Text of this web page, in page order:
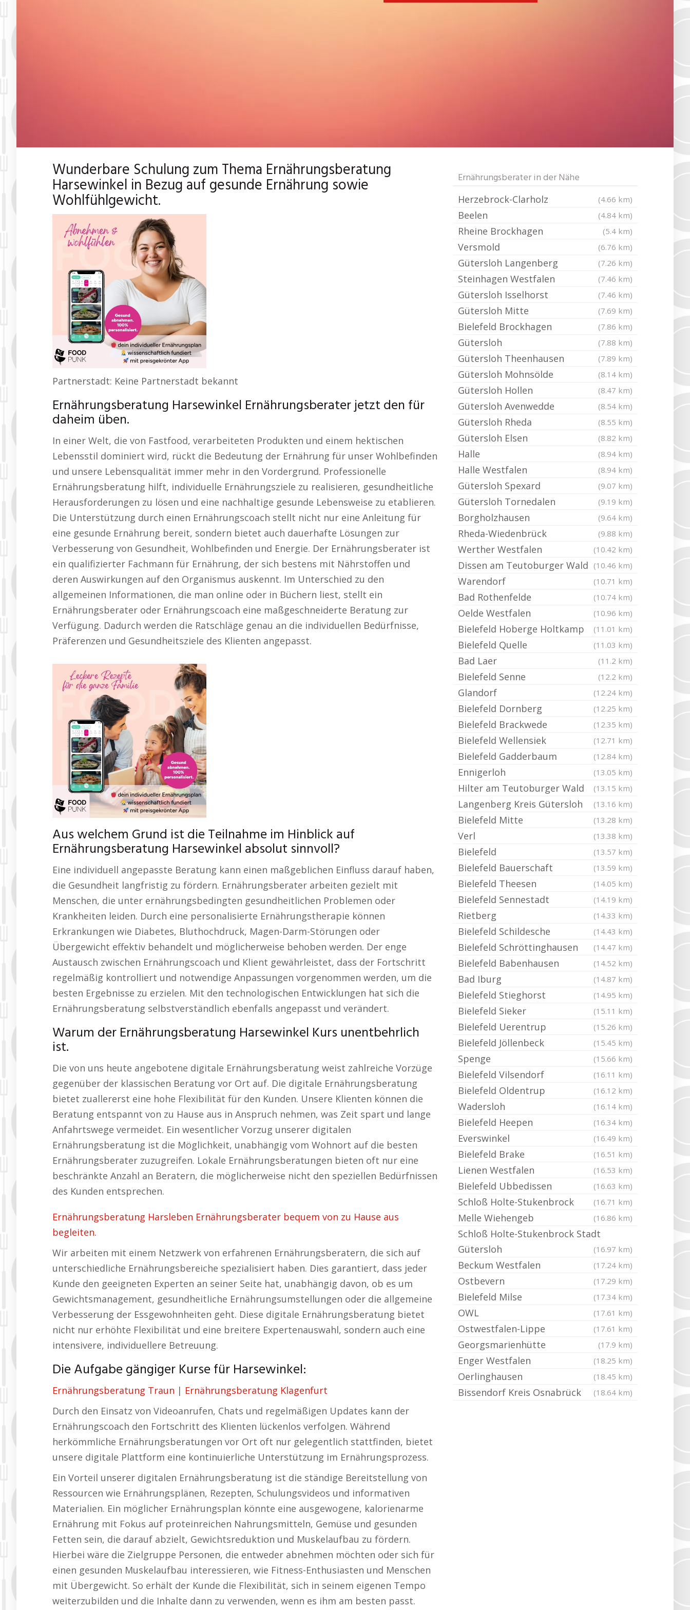
Wunderbare Schulung zum Thema Ernährungsberatung
Harsewinkel in Bezug auf gesunde Ernährung sowie
Wohlfühlgewicht.
Partnerstadt: Keine Partnerstadt bekannt
Ernährungsberatung Harsewinkel Ernährungsberater jetzt den für
daheim üben.
In einer Welt, die von Fastfood, verarbeiteten Produkten und einem hektischen
Lebensstil dominiert wird, rückt die Bedeutung der Ernährung für unser Wohlbefinden
und unsere Lebensqualität immer mehr in den Vordergrund. Professionelle
Ernährungsberatung hilft, individuelle Ernährungsziele zu realisieren, gesundheitliche
Herausforderungen zu lösen und eine nachhaltige gesunde Lebensweise zu etablieren.
Die Unterstützung durch einen Ernährungscoach stellt nicht nur eine Anleitung für
eine gesunde Ernährung bereit, sondern bietet auch dauerhafte Lösungen zur
Verbesserung von Gesundheit, Wohlbefinden und Energie. Der Ernährungsberater ist
ein qualifizierter Fachmann für Ernährung, der sich bestens mit Nährstoffen und
deren Auswirkungen auf den Organismus auskennt. Im Unterschied zu den
allgemeinen Informationen, die man online oder in Büchern liest, stellt ein
Ernährungsberater oder Ernährungscoach eine maßgeschneiderte Beratung zur
Verfügung. Dadurch werden die Ratschläge genau an die individuellen Bedürfnisse,
Präferenzen und Gesundheitsziele des Klienten angepasst.
Aus welchem Grund ist die Teilnahme im Hinblick auf
Ernährungsberatung Harsewinkel absolut sinnvoll?
Eine individuell angepasste Beratung kann einen maßgeblichen Einfluss darauf haben,
die Gesundheit langfristig zu fördern. Ernährungsberater arbeiten gezielt mit
Menschen, die unter ernährungsbedingten gesundheitlichen Problemen oder
Krankheiten leiden. Durch eine personalisierte Ernährungstherapie können
Erkrankungen wie Diabetes, Bluthochdruck, Magen-Darm-Störungen oder
Übergewicht effektiv behandelt und möglicherweise behoben werden. Der enge
Austausch zwischen Ernährungscoach und Klient gewährleistet, dass der Fortschritt
regelmäßig kontrolliert und notwendige Anpassungen vorgenommen werden, um die
besten Ergebnisse zu erzielen. Mit den technologischen Entwicklungen hat sich die
Ernährungsberatung selbstverständlich ebenfalls angepasst und verändert.
Warum der Ernährungsberatung Harsewinkel Kurs unentbehrlich
ist.
Die von uns heute angebotene digitale Ernährungsberatung weist zahlreiche Vorzüge
gegenüber der klassischen Beratung vor Ort auf. Die digitale Ernährungsberatung
bietet zuallererst eine hohe Flexibilität für den Kunden. Unsere Klienten können die
Beratung entspannt von zu Hause aus in Anspruch nehmen, was Zeit spart und lange
Anfahrtswege vermeidet. Ein wesentlicher Vorzug unserer digitalen
Ernährungsberatung ist die Möglichkeit, unabhängig vom Wohnort auf die besten
Ernährungsberater zuzugreifen. Lokale Ernährungsberatungen bieten oft nur eine
beschränkte Anzahl an Beratern, die möglicherweise nicht den speziellen Bedürfnissen
des Kunden entsprechen.
Ernährungsberatung Harsleben Ernährungsberater bequem von zu Hause aus
begleiten.
Wir arbeiten mit einem Netzwerk von erfahrenen Ernährungsberatern, die sich auf
unterschiedliche Ernährungsbereiche spezialisiert haben. Dies garantiert, dass jeder
Kunde den geeigneten Experten an seiner Seite hat, unabhängig davon, ob es um
Gewichtsmanagement, gesundheitliche Ernährungsumstellungen oder die allgemeine
Verbesserung der Essgewohnheiten geht. Diese digitale Ernährungsberatung bietet
nicht nur erhöhte Flexibilität und eine breitere Expertenauswahl, sondern auch eine
intensivere, individuellere Betreuung.
Die Aufgabe gängiger Kurse für Harsewinkel:
Ernährungsberatung Traun | Ernährungsberatung Klagenfurt
Durch den Einsatz von Videoanrufen, Chats und regelmäßigen Updates kann der
Ernährungscoach den Fortschritt des Klienten lückenlos verfolgen. Während
herkömmliche Ernährungsberatungen vor Ort oft nur gelegentlich stattfinden, bietet
unsere digitale Plattform eine kontinuierliche Unterstützung im Ernährungsprozess.
Ein Vorteil unserer digitalen Ernährungsberatung ist die ständige Bereitstellung von
Ressourcen wie Ernährungsplänen, Rezepten, Schulungsvideos und informativen
Materialien. Ein möglicher Ernährungsplan könnte eine ausgewogene, kalorienarme
Ernährung mit Fokus auf proteinreichen Nahrungsmitteln, Gemüse und gesunden
Fetten sein, die darauf abzielt, Gewichtsreduktion und Muskelaufbau zu fördern.
Hierbei wäre die Zielgruppe Personen, die entweder abnehmen möchten oder sich für
einen gesunden Muskelaufbau interessieren, wie Fitness-Enthusiasten und Menschen
mit Übergewicht. So erhält der Kunde die Flexibilität, sich in seinem eigenen Tempo
weiterzubilden und die Inhalte dann zu verwenden, wenn es ihm am besten passt.
Ernährungsberater in der Nähe
Herzebrock-Clarholz (4.66 km)
Beelen (4.84 km)
Rheine Brockhagen (5.4 km)
Versmold (6.76 km)
Gütersloh Langenberg (7.26 km)
Steinhagen Westfalen (7.46 km)
Gütersloh Isselhorst (7.46 km)
Gütersloh Mitte (7.69 km)
Bielefeld Brockhagen (7.86 km)
Gütersloh (7.88 km)
Gütersloh Theenhausen (7.89 km)
Gütersloh Mohnsölde (8.14 km)
Gütersloh Hollen (8.47 km)
Gütersloh Avenwedde (8.54 km)
Gütersloh Rheda (8.55 km)
Gütersloh Elsen (8.82 km)
Halle (8.94 km)
Halle Westfalen (8.94 km)
Gütersloh Spexard (9.07 km)
Gütersloh Tornedalen (9.19 km)
Borgholzhausen (9.64 km)
Rheda-Wiedenbrück (9.88 km)
Werther Westfalen (10.42 km)
Dissen am Teutoburger Wald (10.46 km)
Warendorf (10.71 km)
Bad Rothenfelde (10.74 km)
Oelde Westfalen (10.96 km)
Bielefeld Hoberge Holtkamp (11.01 km)
Bielefeld Quelle (11.03 km)
Bad Laer (11.2 km)
Bielefeld Senne (12.2 km)
Glandorf (12.24 km)
Bielefeld Dornberg (12.25 km)
Bielefeld Brackwede (12.35 km)
Bielefeld Wellensiek (12.71 km)
Bielefeld Gadderbaum (12.84 km)
Ennigerloh (13.05 km)
Hilter am Teutoburger Wald (13.15 km)
Langenberg Kreis Gütersloh (13.16 km)
Bielefeld Mitte (13.28 km)
Verl (13.38 km)
Bielefeld (13.57 km)
Bielefeld Bauerschaft (13.59 km)
Bielefeld Theesen (14.05 km)
Bielefeld Sennestadt (14.19 km)
Rietberg (14.33 km)
Bielefeld Schildesche (14.43 km)
Bielefeld Schröttinghausen (14.47 km)
Bielefeld Babenhausen (14.52 km)
Bad Iburg (14.87 km)
Bielefeld Stieghorst (14.95 km)
Bielefeld Sieker (15.11 km)
Bielefeld Uerentrup (15.26 km)
Bielefeld Jöllenbeck (15.45 km)
Spenge (15.66 km)
Bielefeld Vilsendorf (16.11 km)
Bielefeld Oldentrup (16.12 km)
Wadersloh (16.14 km)
Bielefeld Heepen (16.34 km)
Everswinkel (16.49 km)
Bielefeld Brake (16.51 km)
Lienen Westfalen (16.53 km)
Bielefeld Ubbedissen (16.63 km)
Schloß Holte-Stukenbrock (16.71 km)
Melle Wiehengeb (16.86 km)
Schloß Holte-Stukenbrock Stadt
Gütersloh
(16.97 km)
Beckum Westfalen (17.24 km)
Ostbevern (17.29 km)
Bielefeld Milse (17.34 km)
OWL (17.61 km)
Ostwestfalen-Lippe (17.61 km)
Georgsmarienhütte (17.9 km)
Enger Westfalen (18.25 km)
Oerlinghausen (18.45 km)
Bissendorf Kreis Osnabrück (18.64 km)